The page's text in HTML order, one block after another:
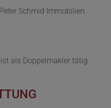
Schmid Immobilien
als Doppelmakler tätig.